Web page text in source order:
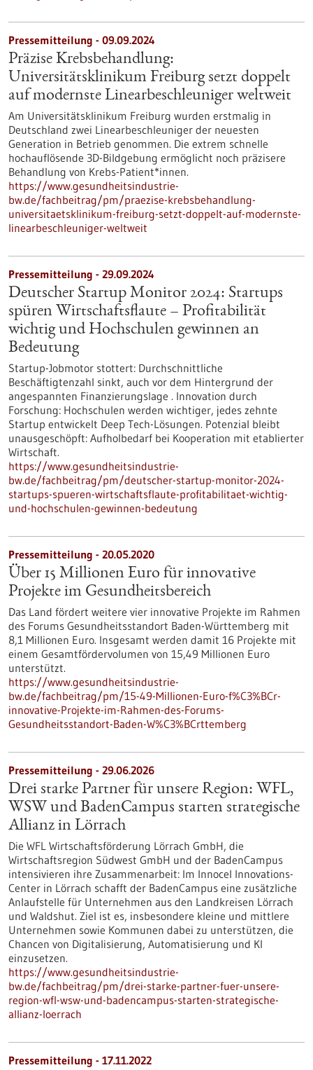
Pressemitteilung - 09.09.2024
Präzise Krebsbehandlung:
Universitätsklinikum Freiburg setzt doppelt
auf modernste Linearbeschleuniger weltweit
Am Universitätsklinikum Freiburg wurden erstmalig in
Deutschland zwei Linearbeschleuniger der neuesten
Generation in Betrieb genommen. Die extrem schnelle
hochauflösende 3D-Bildgebung ermöglicht noch präzisere
Behandlung von Krebs-Patient*innen.
https://www.gesundheitsindustrie-
bw.de/fachbeitrag/pm/praezise-krebsbehandlung-
universitaetsklinikum-freiburg-setzt-doppelt-auf-modernste-
linearbeschleuniger-weltweit
Pressemitteilung - 29.09.2024
Deutscher Startup Monitor 2024: Startups
spüren Wirtschaftsflaute – Profitabilität
wichtig und Hochschulen gewinnen an
Bedeutung
Startup-Jobmotor stottert: Durchschnittliche
Beschäftigtenzahl sinkt, auch vor dem Hintergrund der
angespannten Finanzierungslage . Innovation durch
Forschung: Hochschulen werden wichtiger, jedes zehnte
Startup entwickelt Deep Tech-Lösungen. Potenzial bleibt
unausgeschöpft: Aufholbedarf bei Kooperation mit etablierter
Wirtschaft.
https://www.gesundheitsindustrie-
bw.de/fachbeitrag/pm/deutscher-startup-monitor-2024-
startups-spueren-wirtschaftsflaute-profitabilitaet-wichtig-
und-hochschulen-gewinnen-bedeutung
Pressemitteilung - 20.05.2020
Über 15 Millionen Euro für innovative
Projekte im Gesundheitsbereich
Das Land fördert weitere vier innovative Projekte im Rahmen
des Forums Gesundheitsstandort Baden-Württemberg mit
8,1 Millionen Euro. Insgesamt werden damit 16 Projekte mit
einem Gesamtfördervolumen von 15,49 Millionen Euro
unterstützt.
https://www.gesundheitsindustrie-
bw.de/fachbeitrag/pm/15-49-Millionen-Euro-f%C3%BCr-
innovative-Projekte-im-Rahmen-des-Forums-
Gesundheitsstandort-Baden-W%C3%BCrttemberg
Pressemitteilung - 29.06.2026
Drei starke Partner für unsere Region: WFL,
WSW und BadenCampus starten strategische
Allianz in Lörrach
Die WFL Wirtschaftsförderung Lörrach GmbH, die
Wirtschaftsregion Südwest GmbH und der BadenCampus
intensivieren ihre Zusammenarbeit: Im Innocel Innovations-
Center in Lörrach schafft der BadenCampus eine zusätzliche
Anlaufstelle für Unternehmen aus den Landkreisen Lörrach
und Waldshut. Ziel ist es, insbesondere kleine und mittlere
Unternehmen sowie Kommunen dabei zu unterstützen, die
Chancen von Digitalisierung, Automatisierung und KI
einzusetzen.
https://www.gesundheitsindustrie-
bw.de/fachbeitrag/pm/drei-starke-partner-fuer-unsere-
region-wfl-wsw-und-badencampus-starten-strategische-
allianz-loerrach
Pressemitteilung - 17.11.2022